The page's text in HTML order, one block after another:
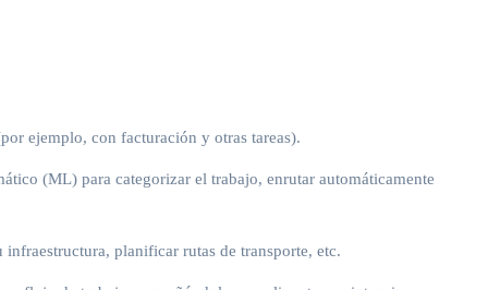
ejemplo, con facturación y otras tareas).
(ML) para categorizar el trabajo, enrutar automáticamente
planificar rutas de transporte, etc.